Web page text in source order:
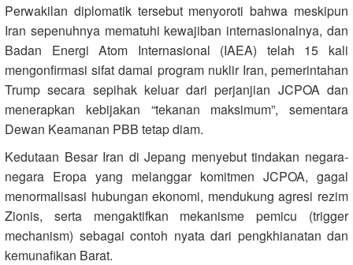
Perwakilan diplomatik tersebut menyoroti bahwa meskipun
Iran sepenuhnya mematuhi kewajiban internasionalnya, dan
Badan Energi Atom Internasional (IAEA) telah 15 kali
mengonfirmasi sifat damai program nuklir Iran, pemerintahan
Trump secara sepihak keluar dari perjanjian JCPOA dan
menerapkan kebijakan “tekanan maksimum”, sementara
Dewan Keamanan PBB tetap diam.
Kedutaan Besar Iran di Jepang menyebut tindakan negara-
negara Eropa yang melanggar komitmen JCPOA, gagal
menormalisasi hubungan ekonomi, mendukung agresi rezim
Zionis, serta mengaktifkan mekanisme pemicu (trigger
mechanism) sebagai contoh nyata dari pengkhianatan dan
kemunafikan Barat.